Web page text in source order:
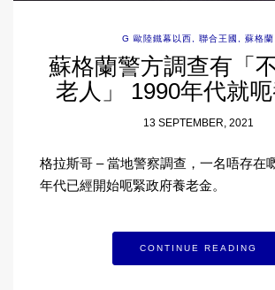
G 歐陸鐵幕以西 聯合王國 蘇格蘭
蘇格蘭警方調查有「
老人」 1990年代就
13 SEPTEMBER, 2021
格拉斯哥 – 當地警察調查，一名唔存在
年代已經開始呃緊政府養老金。
CONTINUE READING